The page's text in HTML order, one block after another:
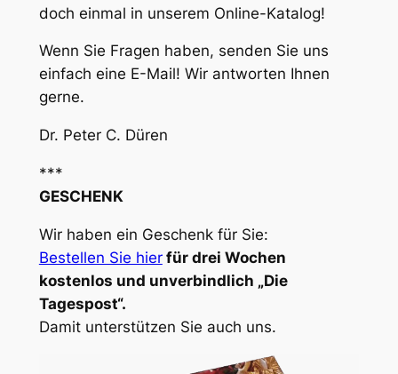
doch einmal in unserem Online-Katalog!
Wenn Sie Fragen haben, senden Sie uns
einfach eine E-Mail! Wir antworten Ihnen
gerne.
Dr. Peter C. Düren
***
GESCHENK
Wir haben ein Geschenk für Sie:
Bestellen Sie hier für drei Wochen
kostenlos und unverbindlich „Die
Tagespost“.
Damit unterstützen Sie auch uns.